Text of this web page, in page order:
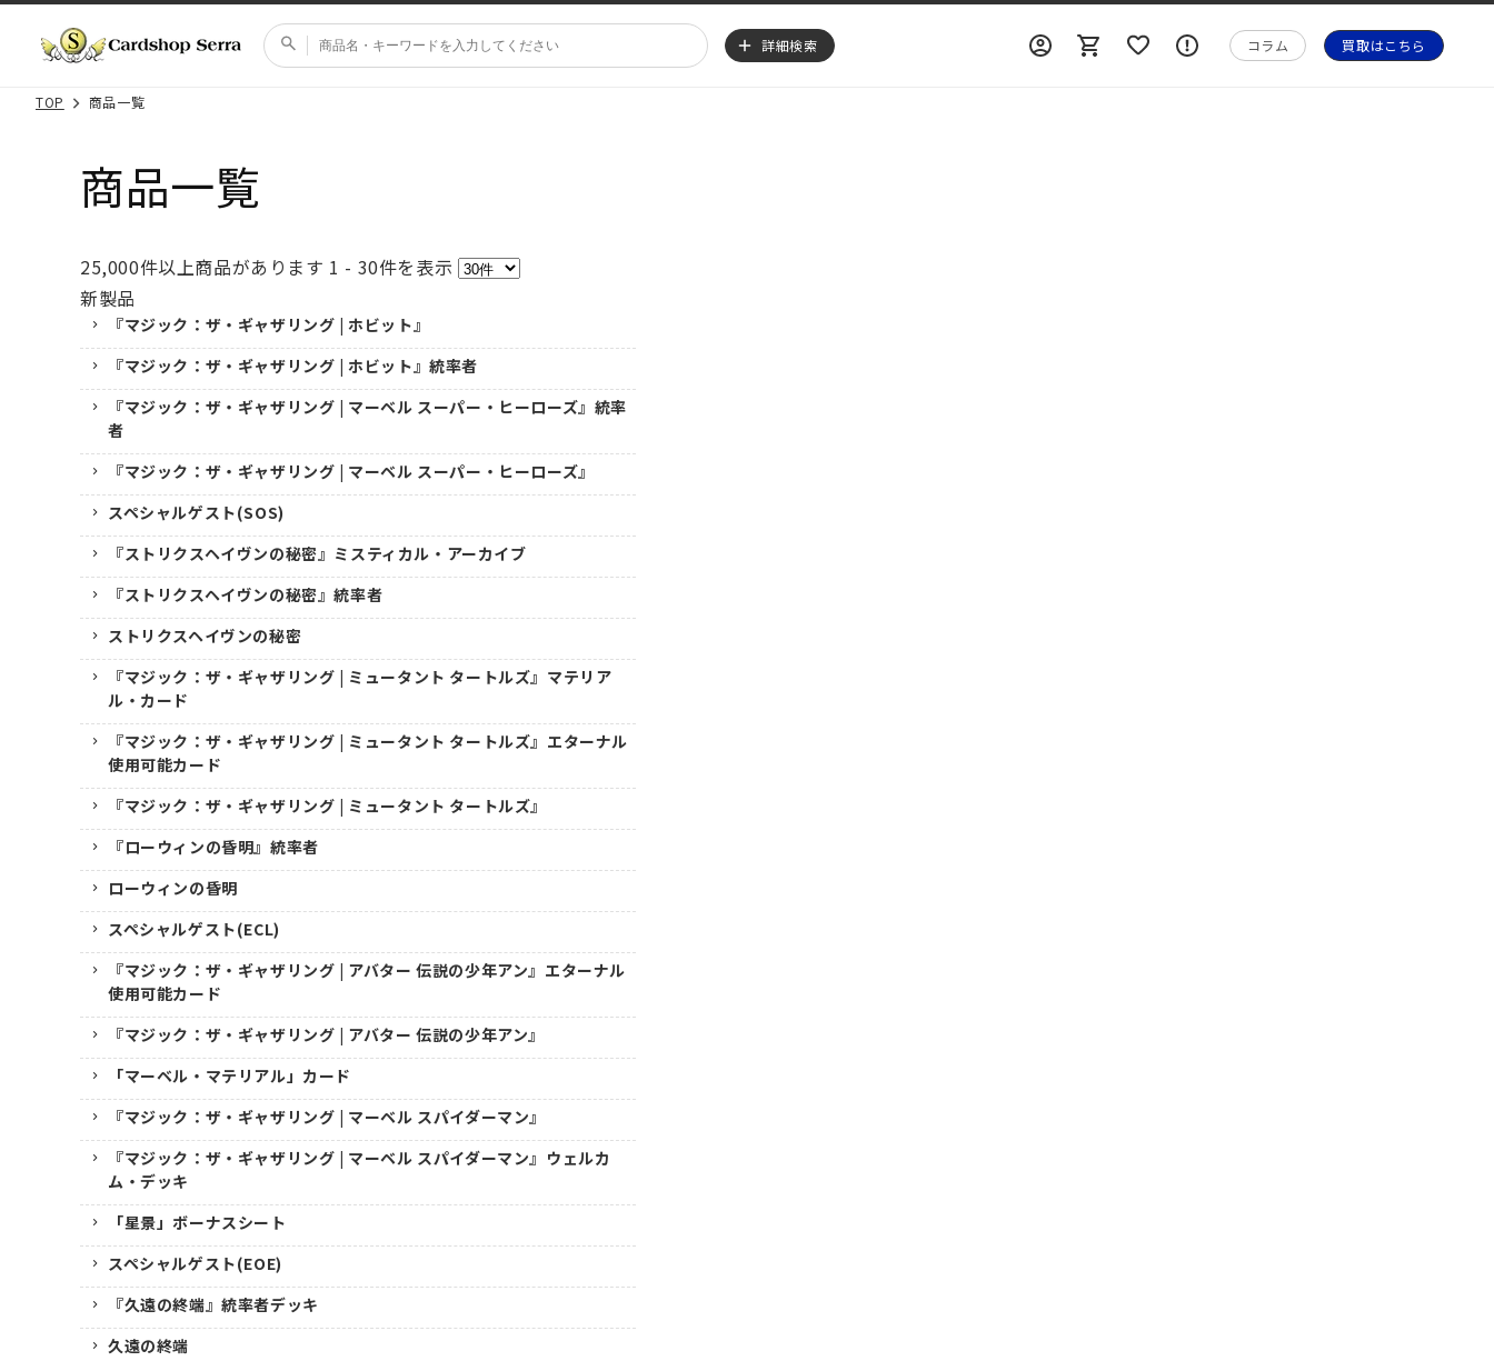
ンツに
進む
詳細検索
グ
イ
ー
グ
イ
メ
コラム 買取はこちら
TOP 商品一覧
商品一覧
25,000件以上商品があります 1 - 30件を表示
新製品
『マジック：ザ・ギャザリング | ホビット』
『マジック：ザ・ギャザリング | ホビット』統率者
『マジック：ザ・ギャザリング | マーベル スーパー・ヒーローズ』統率
者
『マジック：ザ・ギャザリング | マーベル スーパー・ヒーローズ』
スペシャルゲスト(SOS)
『ストリクスヘイヴンの秘密』ミスティカル・アーカイブ
『ストリクスヘイヴンの秘密』統率者
ストリクスヘイヴンの秘密
『マジック：ザ・ギャザリング | ミュータント タートルズ』マテリア
ル・カード
『マジック：ザ・ギャザリング | ミュータント タートルズ』エターナル
使用可能カード
『マジック：ザ・ギャザリング | ミュータント タートルズ』
『ローウィンの昏明』統率者
ローウィンの昏明
スペシャルゲスト(ECL)
『マジック：ザ・ギャザリング | アバター 伝説の少年アン』エターナル
使用可能カード
『マジック：ザ・ギャザリング | アバター 伝説の少年アン』
「マーベル・マテリアル」カード
『マジック：ザ・ギャザリング | マーベル スパイダーマン』
『マジック：ザ・ギャザリング | マーベル スパイダーマン』ウェルカ
ム・デッキ
「星景」ボーナスシート
スペシャルゲスト(EOE)
『久遠の終端』統率者デッキ
久遠の終端